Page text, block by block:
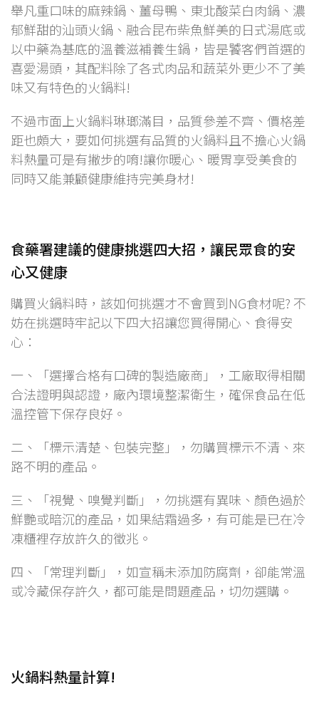
舉凡重口味的麻辣鍋、薑母鴨、東北酸菜白肉鍋、濃
郁鮮甜的汕頭火鍋、融合昆布柴魚鮮美的日式湯底或
以中藥為基底的溫養滋補養生鍋，皆是饕客們首選的
喜愛湯頭，其配料除了各式肉品和蔬菜外更少不了美
味又有特色的火鍋料!
不過市面上火鍋料琳瑯滿目，品質參差不齊、價格差
距也頗大，要如何挑選有品質的火鍋料且不擔心火鍋
料熱量可是有撇步的唷!讓你暖心、暖胃享受美食的
同時又能兼顧健康維持完美身材!
食藥署建議的健康挑選四大招，讓民眾食的安
心又健康
購買火鍋料時，該如何挑選才不會買到NG食材呢? 不
妨在挑選時牢記以下四大招讓您買得開心、食得安
心：
一、「選擇合格有口碑的製造廠商」，工廠取得相關
合法證明與認證，廠內環境整潔衛生，確保食品在低
溫控管下保存良好。
二、「標示清楚、包裝完整」，勿購買標示不清、來
路不明的產品。
三、「視覺、嗅覺判斷」，勿挑選有異味、顏色過於
鮮艷或暗沉的產品，如果結霜過多，有可能是已在冷
凍櫃裡存放許久的徵兆。
四、「常理判斷」，如宣稱未添加防腐劑，卻能常溫
或冷藏保存許久，都可能是問題產品，切勿選購。
火鍋料熱量計算!